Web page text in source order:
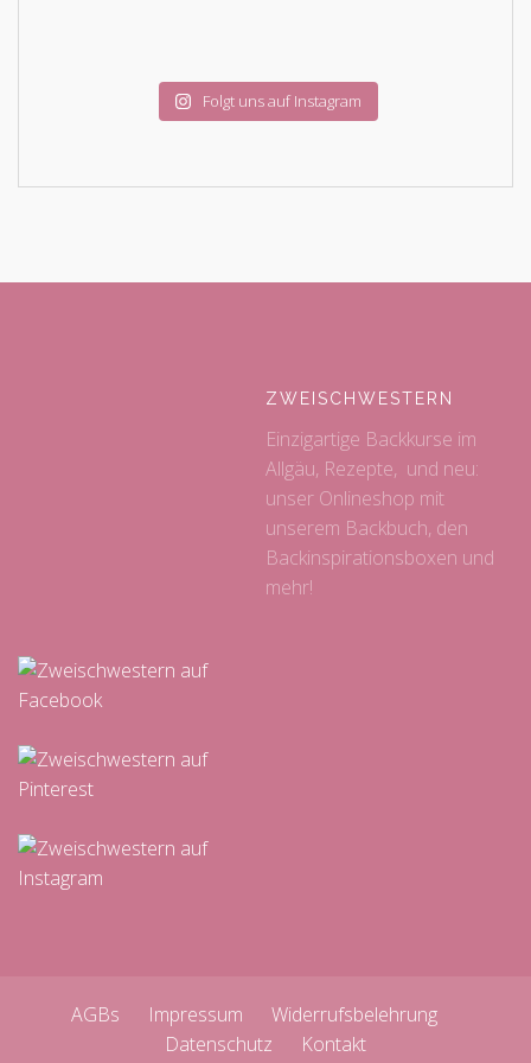
Folgt uns auf Instagram
ZWEISCHWESTERN
Einzigartige Backkurse im
Allgäu, Rezepte, und neu:
unser Onlineshop mit
unserem Backbuch, den
Backinspirationsboxen und
mehr!
AGBs Impressum
Widerrufsbelehrung
Datenschutz
Kontakt